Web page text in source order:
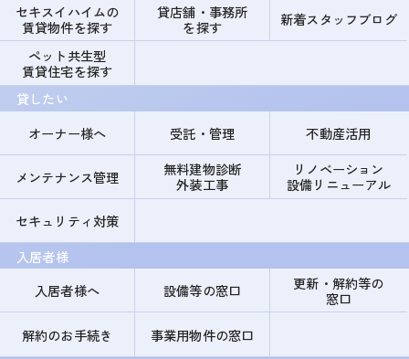
セキスイハイムの
賃貸物件を探す
貸店舗・事務所
を探す
新着スタッフブログ
ペット共生型
賃貸住宅を探す
貸したい
オーナー様へ
受託・管理 不動産活用
メンテナンス管理
無料建物診断
外装工事
リノベーション
設備リニューアル
セキュリティ対策
入居者様
入居者様へ
設備等の窓口
更新・解約等の
窓口
解約のお手続き
事業用物件の窓口